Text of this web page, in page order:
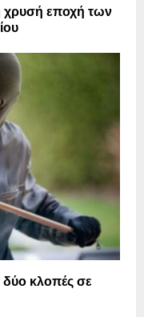
χρυσή εποχή των
δύο κλοπές σε